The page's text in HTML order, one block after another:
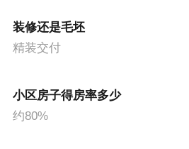
装修还是毛坯
精装交付
小区房子得房率多少
约80%